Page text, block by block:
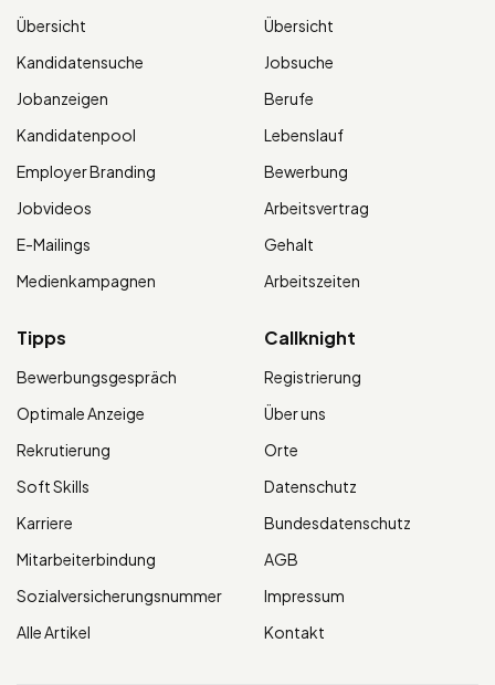
Übersicht
Kandidatensuche
Jobanzeigen
Kandidatenpool
Employer Branding
Jobvideos
E-Mailings
Medienkampagnen
Übersicht
Jobsuche
Berufe
Lebenslauf
Bewerbung
Arbeitsvertrag
Gehalt
Arbeitszeiten
Tipps
Bewerbungsgespräch
Optimale Anzeige
Rekrutierung
Soft Skills
Karriere
Mitarbeiterbindung
Sozialversicherungsnummer
Alle Artikel
Callknight
Registrierung
Über uns
Orte
Datenschutz
Bundesdatenschutz
AGB
Impressum
Kontakt